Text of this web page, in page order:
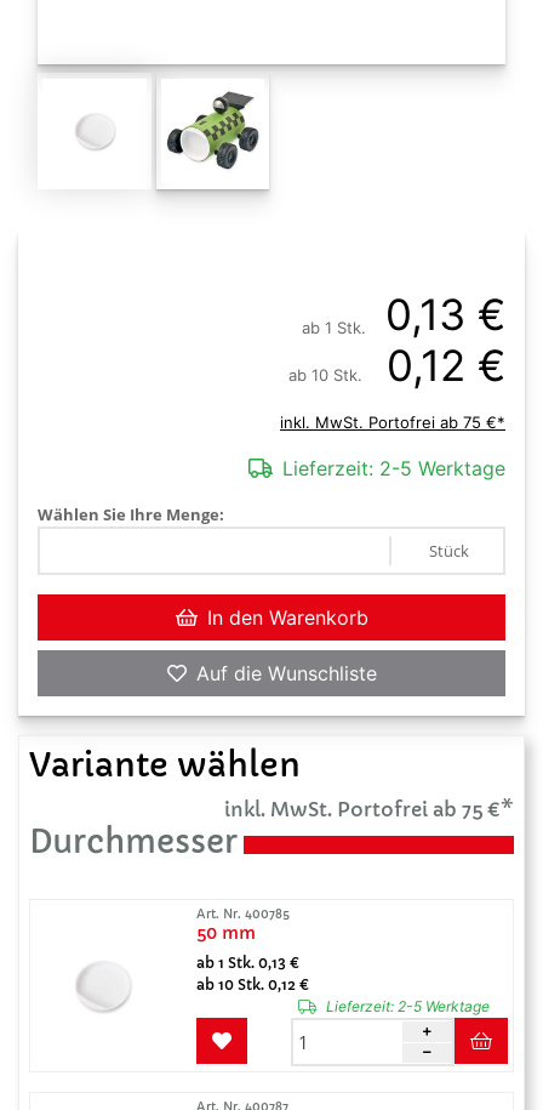
ab 1 Stk. 0,13 €
ab 10 Stk. 0,12 €
inkl. MwSt. Portofrei ab 75 €*
Lieferzeit: 2-5 Werktage
Wählen Sie Ihre Menge:
Stück
In den Warenkorb
Auf die Wunschliste
Variante wählen
inkl. MwSt. Portofrei ab 75 €*
Durchmesser
Art. Nr. 400785
50 mm
ab 1 Stk. 0,13 €
ab 10 Stk. 0,12 €
Lieferzeit:2-5 Werktage